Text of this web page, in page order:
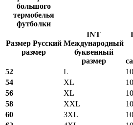
большого
термобелья
футболки
Размер Русский
размер
INT
Международный
буквенный
размер
52
L
54
XL
56
XL
58
XXL
60
3XL